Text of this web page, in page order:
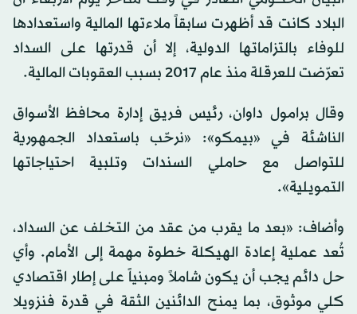
البلاد كانت قد أظهرت سابقاً ملاءتها المالية واستعدادها
للوفاء بالتزاماتها الدولية، إلا أن قدرتها على السداد
تعرّضت للعرقلة منذ عام 2017 بسبب العقوبات المالية.
وقال برامول داوان، رئيس فريق إدارة محافظ الأسواق
الناشئة في «بيمكو»: «نرحّب باستعداد الجمهورية
للتواصل مع حاملي السندات وتلبية احتياجاتها
التمويلية».
وأضاف: «بعد ما يقرب من عقد من التخلف عن السداد،
تُعد عملية إعادة الهيكلة خطوة مهمة إلى الأمام. وأي
حل دائم يجب أن يكون شاملاً ومبنياً على إطار اقتصادي
كلي موثوق، بما يمنح الدائنين الثقة في قدرة فنزويلا